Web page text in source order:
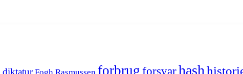
diktatur forbrugforsvarhash